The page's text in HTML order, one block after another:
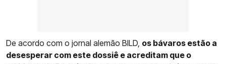
De acordo com o jornal alemão BILD, os bávaros estão a
desesperar com este dossiê e acreditam que o